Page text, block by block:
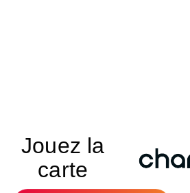
Jouez la
carte